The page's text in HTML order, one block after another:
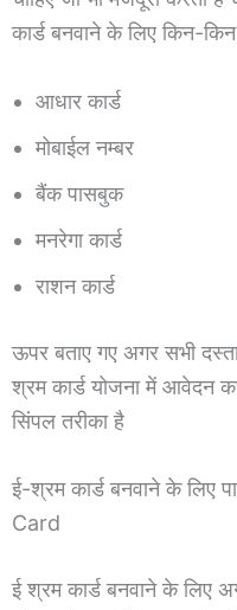
कार्ड बनवाने के लिए किन-
आधार कार्ड
मोबाईल नम्बर
बैंक पासबुक
मनरेगा कार्ड
राशन कार्ड
ऊपर बताए गए अगर सभी
श्रम कार्ड योजना में आवेदन
सिंपल तरीका है
ई-श्रम कार्ड बनवाने के लिए
Card
ई श्रम कार्ड बनवाने के लिए